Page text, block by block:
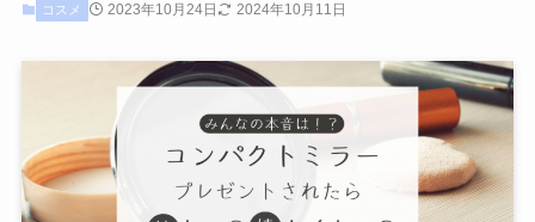
コスメ 2023年10月24日 2024年10月11日